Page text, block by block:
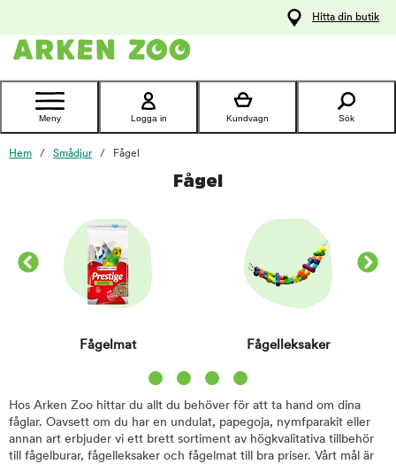
Kontakta
Hitta din butik
Meny Logga in Kundvagn Sök
Hem Smådjur Fågel
Fågel
Fågelmat Fågelleksaker
Hos Arken Zoo hittar du allt du behöver för att ta hand om dina
fåglar. Oavsett om du har en undulat, papegoja, nymfparakit eller
annan art erbjuder vi ett brett sortiment av högkvalitativa tillbehör
till fågelburar, fågelleksaker och fågelmat till bra priser. Vårt mål är